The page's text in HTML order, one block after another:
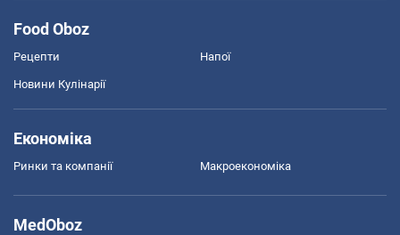
Food Oboz
Рецепти Напої
Новини Кулінарії
Економіка
Ринки та компанії Макроекономіка
MedOboz